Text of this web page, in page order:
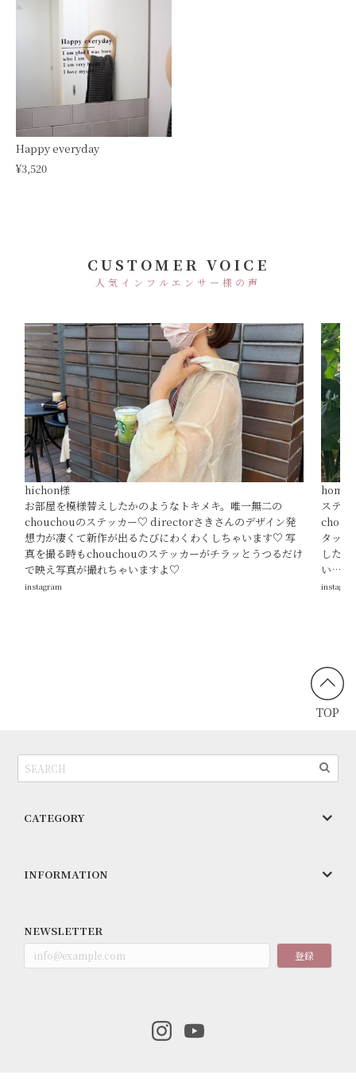
Happy everyday
¥3,520
CUSTOMER VOICE
人気インフルエンサー様の声
hichon様
お部屋を模様替えしたかのようなトキメキ。唯一無二の
chouchouのステッカー♡ directorさきさんのデザイン発
想力が凄くて新作が出るたびにわくわくしちゃいます♡ 写
真を撮る時もchouchouのステッカーがチラッとうつるだけ
で映え写真が撮れちゃいますよ♡
instagram
ステ
タッ
した♡.
い…♡
TOP
CATEGORY
INFORMATION
NEWSLETTER
登録